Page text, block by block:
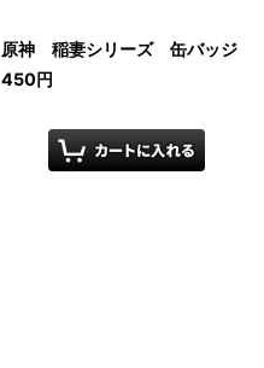
原神 稲妻シリーズ 缶バッジ
450円